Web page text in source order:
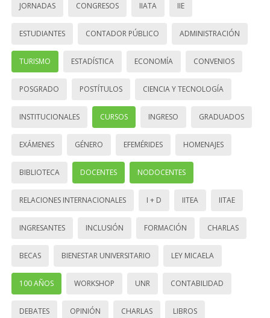
JORNADAS CONGRESOS IIATA IIE
ESTUDIANTES CONTADOR PÚBLICO ADMINISTRACIÓN
TURISMO ESTADÍSTICA ECONOMÍA CONVENIOS
POSGRADO POSTÍTULOS CIENCIA Y TECNOLOGÍA
INSTITUCIONALES CURSOS INGRESO GRADUADOS
EXÁMENES GÉNERO EFEMÉRIDES HOMENAJES
BIBLIOTECA DOCENTES NODOCENTES
RELACIONES INTERNACIONALES I + D IITEA IITAE
INGRESANTES INCLUSIÓN FORMACIÓN CHARLAS
BECAS BIENESTAR UNIVERSITARIO LEY MICAELA
100 AÑOS WORKSHOP UNR CONTABILIDAD
DEBATES OPINIÓN CHARLAS LIBROS